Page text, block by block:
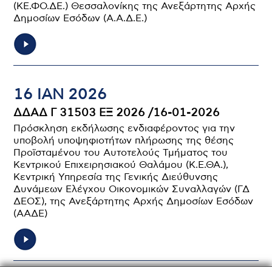
(ΚΕ.ΦΟ.ΔΕ.) Θεσσαλονίκης της Ανεξάρτητης Αρχής
Δημοσίων Εσόδων (Α.Α.Δ.Ε.)
16 ΙΑΝ 2026
ΔΔΑΔ Γ 31503 ΕΞ 2026 /16-01-2026
Πρόσκληση εκδήλωσης ενδιαφέροντος για την
υποβολή υποψηφιοτήτων πλήρωσης της θέσης
Προϊσταμένου του Αυτοτελούς Τμήματος του
Κεντρικού Επιχειρησιακού Θαλάμου (Κ.Ε.ΘΑ.),
Κεντρική Υπηρεσία της Γενικής Διεύθυνσης
Δυνάμεων Ελέγχου Οικονομικών Συναλλαγών (ΓΔ
ΔΕΟΣ), της Ανεξάρτητης Αρχής Δημοσίων Εσόδων
(ΑΑΔΕ)